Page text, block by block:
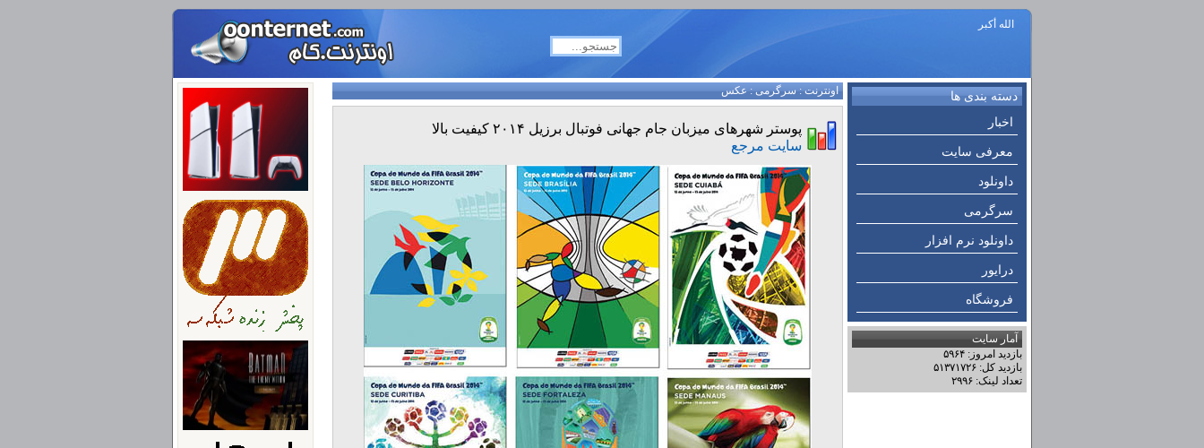
الله أكبر
دسته بندی ها
اخبار
معرفی سایت
داونلود
سرگرمی
داونلود نرم افزار
درایور
فروشگاه
آمار سایت
بازدید امروز: ۵۹۶۴
بازدید کل: ۵۱۳۷۱۷۲۶
تعداد لینک: ۲۹۹۶
اونترنت:سرگرمی:عکس
پوستر شهرهای میزبان جام جهانی فوتبال برزیل ۲۰۱۴ کیفیت بالا
سایت مرجع